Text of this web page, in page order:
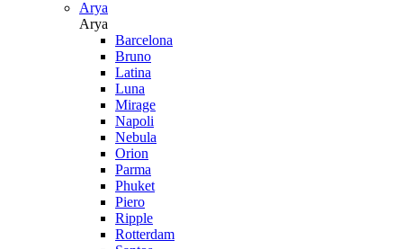
Arya
Arya
Barcelona
Bruno
Latina
Luna
Mirage
Napoli
Nebula
Orion
Parma
Phuket
Piero
Ripple
Rotterdam